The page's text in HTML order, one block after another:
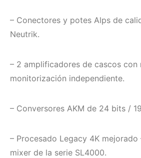
– Conectores y potes Alps de
Neutrik.
– 2 amplificadores de cascos con
monitorización independiente.
– Conversores AKM de 24 bits /
– Procesado Legacy 4K mejorado
mixer de la serie SL4000.